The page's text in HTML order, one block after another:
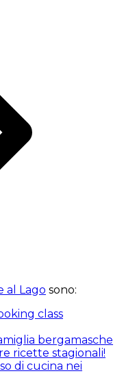
al Lago sono:
class
bergamasche
ricette stagionali!
di cucina nei